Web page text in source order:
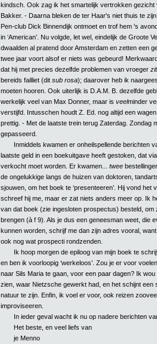
kindsch. Ook zag ik het smartelijk vertrokken gezicht
Bakker. - Daarna bleken de ter Haar's niet thuis te
Pen-club Dick Binnendijk ontmoet en trof hem 's
in ‘American’. Nu volgde, let wel, eindelijk de Groote
dwaalden al pratend door Amsterdam en zetten een
twee jaar voort alsof er niets was gebeurd!
dat hij met precies dezelfde problemen van vroeger zit
bereids failliet (dit sub rosa); daarover heb ik
moeten hooren. Ook uiterlijk is D.A.M. B. dezelfde
werkelijk veel van Max Donner, maar is veelminder
verstijfd. Intusschen houdt Z. Ed. nog altijd een
prettig. - Met de laatste trein terug Zaterdag. Zondag
gepasseerd.
Inmiddels kwamen er onheilspellende berichten
laatste geld in een boekuitgave heeft gestoken, dat
verkocht moet worden. Er kwamen... twee
de ongelukkige langs de huizen van doktoren,
sjouwen, om het boek te ‘presenteeren’. Hij vond het
schreef hij me, maar er zat niets anders meer op. Ik
van dat boek (zie ingesloten prospectus) besteld, om
brengen (à f 9). Als je dus een geneesman weet, die
kunnen worden, schrijf me dan zijn adres vooral,
ook nog wat prospecti rondzenden.
Ik hoop morgen de epiloog van mijn boek te
en ben ik voorloopig ‘werkeloos’. Zou je er voor
naar Sils Maria te gaan, voor een paar dagen? Ik
zien, waar Nietzsche gewerkt had, en het schijnt een
natuur te zijn. Enfin, ik voel er voor, ook reizen
improviseeren.
In ieder geval wacht ik nu op nadere berichten
Het beste, en veel liefs van
je Menno